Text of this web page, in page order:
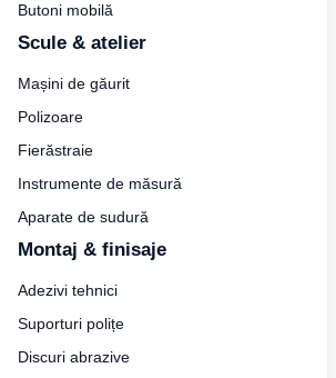
Butoni mobilă
Scule & atelier
Mașini de găurit
Polizoare
Fierăstraie
Instrumente de măsură
Aparate de sudură
Montaj & finisaje
Adezivi tehnici
Suporturi polițe
Discuri abrazive